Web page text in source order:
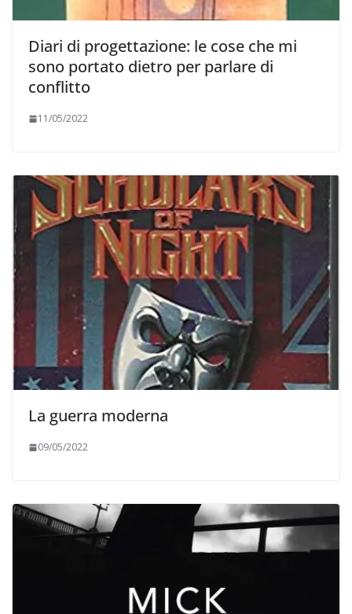
Diari di progettazione: le cose che mi
sono portato dietro per parlare di
conflitto
11/05/2022
La guerra moderna
09/05/2022